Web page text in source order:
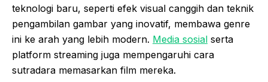
teknologi baru, seperti efek visual canggih dan teknik
pengambilan gambar yang inovatif, membawa genre
ini ke arah yang lebih modern. Media sosial serta
platform streaming juga mempengaruhi cara
sutradara memasarkan film mereka.